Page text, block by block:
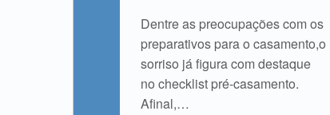
Dentre as preocupações com os
preparativos para o casamento,o
sorriso já figura com destaque
no checklist pré-casamento.
Afinal,…